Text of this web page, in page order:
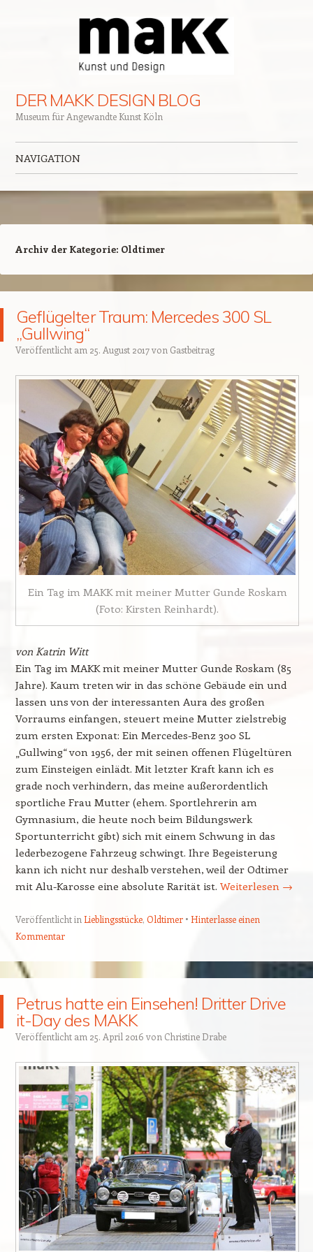
DER MAKK DESIGN BLOG
Museum für Angewandte Kunst Köln
NAVIGATION
Archiv der Kategorie: Oldtimer
Geflügelter Traum: Mercedes 300 SL
„Gullwing“
Veröffentlicht am 25. August 2017von Gastbeitrag
Ein Tag im MAKK mit meiner Mutter Gunde Roskam
(Foto: Kirsten Reinhardt).
von Katrin Witt
Ein Tag im MAKK mit meiner Mutter Gunde Roskam (85
Jahre). Kaum treten wir in das schöne Gebäude ein und
lassen uns von der interessanten Aura des großen
Vorraums einfangen, steuert meine Mutter zielstrebig
zum ersten Exponat: Ein Mercedes-Benz 300 SL
„Gullwing“ von 1956, der mit seinen offenen Flügeltüren
zum Einsteigen einlädt. Mit letzter Kraft kann ich es
grade noch verhindern, das meine außerordentlich
sportliche Frau Mutter (ehem. Sportlehrerin am
Gymnasium, die heute noch beim Bildungswerk
Sportunterricht gibt) sich mit einem Schwung in das
lederbezogene Fahrzeug schwingt. Ihre Begeisterung
kann ich nicht nur deshalb verstehen, weil der Odtimer
mit Alu-Karosse eine absolute Rarität ist. Weiterlesen →
Veröffentlicht in Lieblingsstücke, Oldtimer
Hinterlasse einen
Kommentar
Petrus hatte ein Einsehen! Dritter Drive
it-Day des MAKK
Veröffentlicht am 25. April 2016 von Christine Drabe